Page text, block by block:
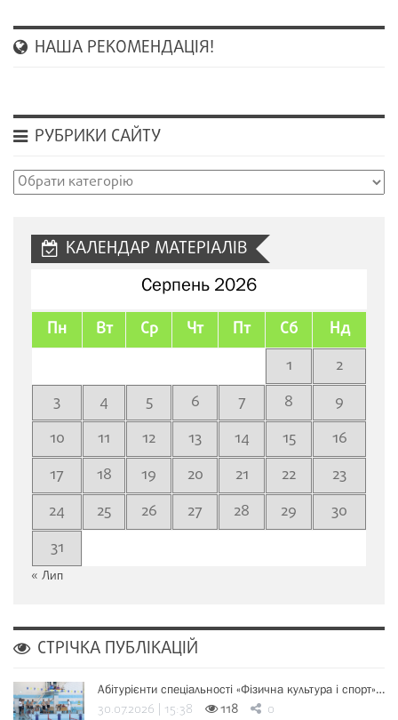
НАША РЕКОМЕНДАЦІЯ!
РУБРИКИ САЙТУ
Рубрики
КАЛЕНДАР МАТЕРІАЛІВ
Серпень 2026
Пн Вт Ср Чт Пт Сб Нд
1
2
3
4 5 6 7 8
9
10
11 12 13 14 15
16
17
18 19 20 21 22
23
24
25 26 27 28 29
30
31
« Лип
СТРІЧКА ПУБЛІКАЦІЙ
Абітурієнти спеціальності «Фізична культура і спорт»…
30.07.2026 | 15:38 118 0